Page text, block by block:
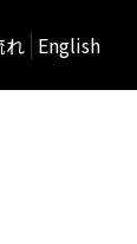
れ English